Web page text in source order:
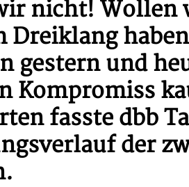
nicht! Wollen
Dreiklang
gestern und
Kompromiss
fasste dbb
der